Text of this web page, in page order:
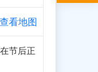
查看地图
节后正